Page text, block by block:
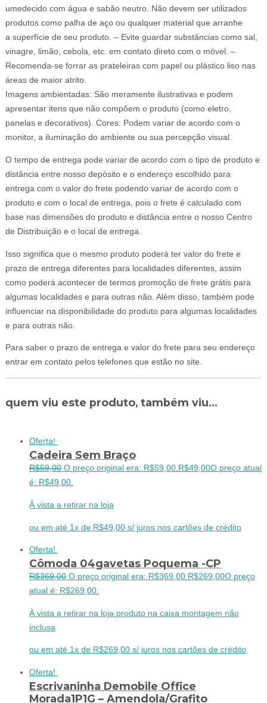
umedecido com água e sabão neutro. Não devem ser utilizados
produtos como palha de aço ou qualquer material que arranhe
a superfície de seu produto. – Evite guardar substâncias como sal,
vinagre, limão, cebola, etc. em contato direto com o móvel. –
Recomenda-se forrar as prateleiras com papel ou plástico liso nas
áreas de maior atrito.
Imagens ambientadas: São meramente ilustrativas e podem
apresentar itens que não compõem o produto (como eletro,
panelas e decorativos). Cores: Podem variar de acordo com o
monitor, a iluminação do ambiente ou sua percepção visual.
O tempo de entrega pode variar de acordo com o tipo de produto e
distância entre nosso depósito e o endereço escolhido para
entrega com o valor do frete podendo variar de acordo com o
produto e com o local de entrega, pois o frete é calculado com
base nas dimensões do produto e distância entre o nosso Centro
de Distribuição e o local de entrega.
Isso significa que o mesmo produto poderá ter valor do frete e
prazo de entrega diferentes para localidades diferentes, assim
como poderá acontecer de termos promoção de frete grátis para
algumas localidades e para outras não. Além disso, também pode
influenciar na disponibilidade do produto para algumas localidades
e para outras não.
Para saber o prazo de entrega e valor do frete para seu endereço
entrar em contato pelos telefones que estão no site.
quem viu este produto, também viu...
Oferta!
Cadeira Sem Braço
R$59,00 O preço original era: R$59,00. R$49,00O preço atual
é: R$49,00.
À vista a retirar na loja
ou em até 1x de R$49,00 s/ juros nos cartões de crédito
Oferta!
Cômoda 04gavetas Poquema -CP
R$369,00 O preço original era: R$369,00. R$269,00O preço
atual é: R$269,00.
À vista a retirar na loja produto na caixa montagem não
inclusa
ou em até 1x de R$269,00 s/ juros nos cartões de crédito
Oferta!
Escrivaninha Demobile Office
Morada1P1G – Amendola/Grafito